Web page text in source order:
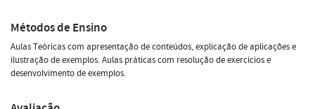
Métodos de Ensino
Aulas Teóricas com apresentação de conteúdos, explicação de aplicações e
ilustração de exemplos. Aulas práticas com resolução de exercícios e
desenvolvimento de exemplos.